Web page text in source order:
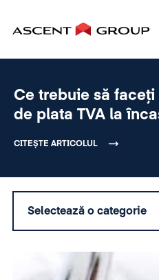
Ce trebuie să
de plata TVA la
CITEȘTE ARTICOLUL
Selectează o categorie